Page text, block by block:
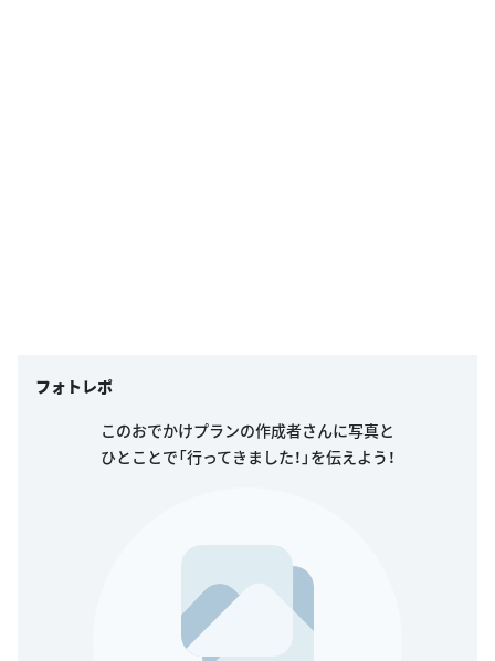
フォトレポ
このおでかけプランの作成者さんに写真と
ひとことで「行ってきました！」を伝えよう！